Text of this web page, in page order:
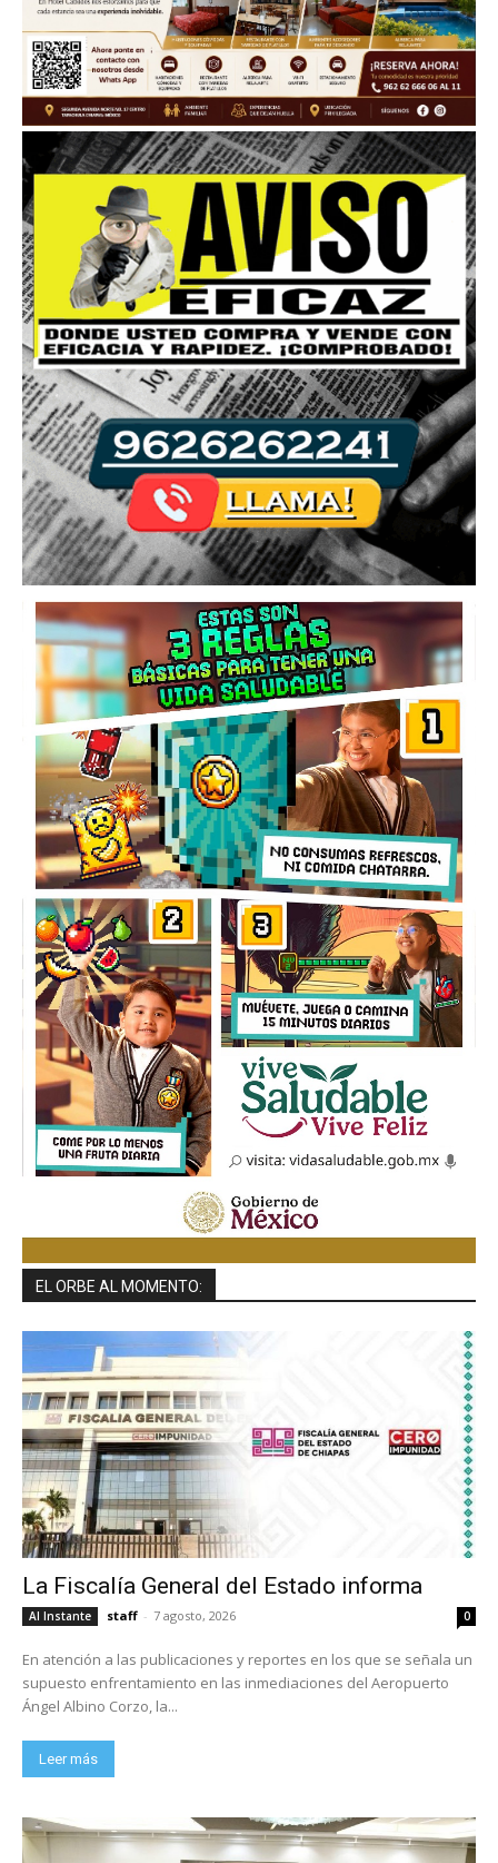
EL ORBE AL MOMENTO:
La Fiscalía General del Estado informa
Al Instante staff - 7 agosto, 2026 0
En atención a las publicaciones y reportes en los que se señala un
supuesto enfrentamiento en las inmediaciones del Aeropuerto
Ángel Albino Corzo, la...
Leer más